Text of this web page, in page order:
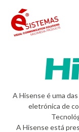
A Hisense é uma
eletrónica de
A Hisense está